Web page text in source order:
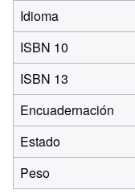
Idioma
ISBN 10
ISBN 13
Encuadernación
Estado
Peso